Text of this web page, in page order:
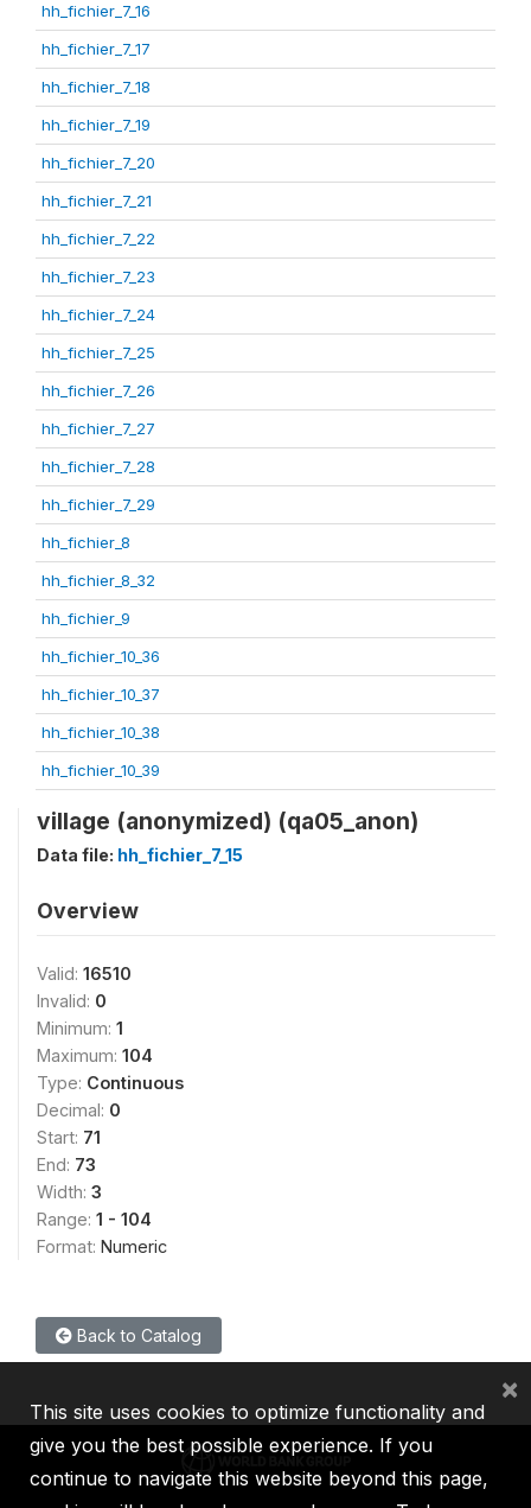
hh_fichier_7_16
hh_fichier_7_17
hh_fichier_7_18
hh_fichier_7_19
hh_fichier_7_20
hh_fichier_7_21
hh_fichier_7_22
hh_fichier_7_23
hh_fichier_7_24
hh_fichier_7_25
hh_fichier_7_26
hh_fichier_7_27
hh_fichier_7_28
hh_fichier_7_29
hh_fichier_8
hh_fichier_8_32
hh_fichier_9
hh_fichier_10_36
hh_fichier_10_37
hh_fichier_10_38
hh_fichier_10_39
village (anonymized) (qa05_anon)
Data file: hh_fichier_7_15
Overview
Valid: 16510
Invalid: 0
Minimum: 1
Maximum: 104
Type: Continuous
Decimal: 0
Start: 71
End: 73
Width: 3
Range: 1 - 104
Format: Numeric
Back to Catalog
This site uses cookies to optimize functionality and
give you the best possible experience. If you
continue to navigate this website beyond this page,
×